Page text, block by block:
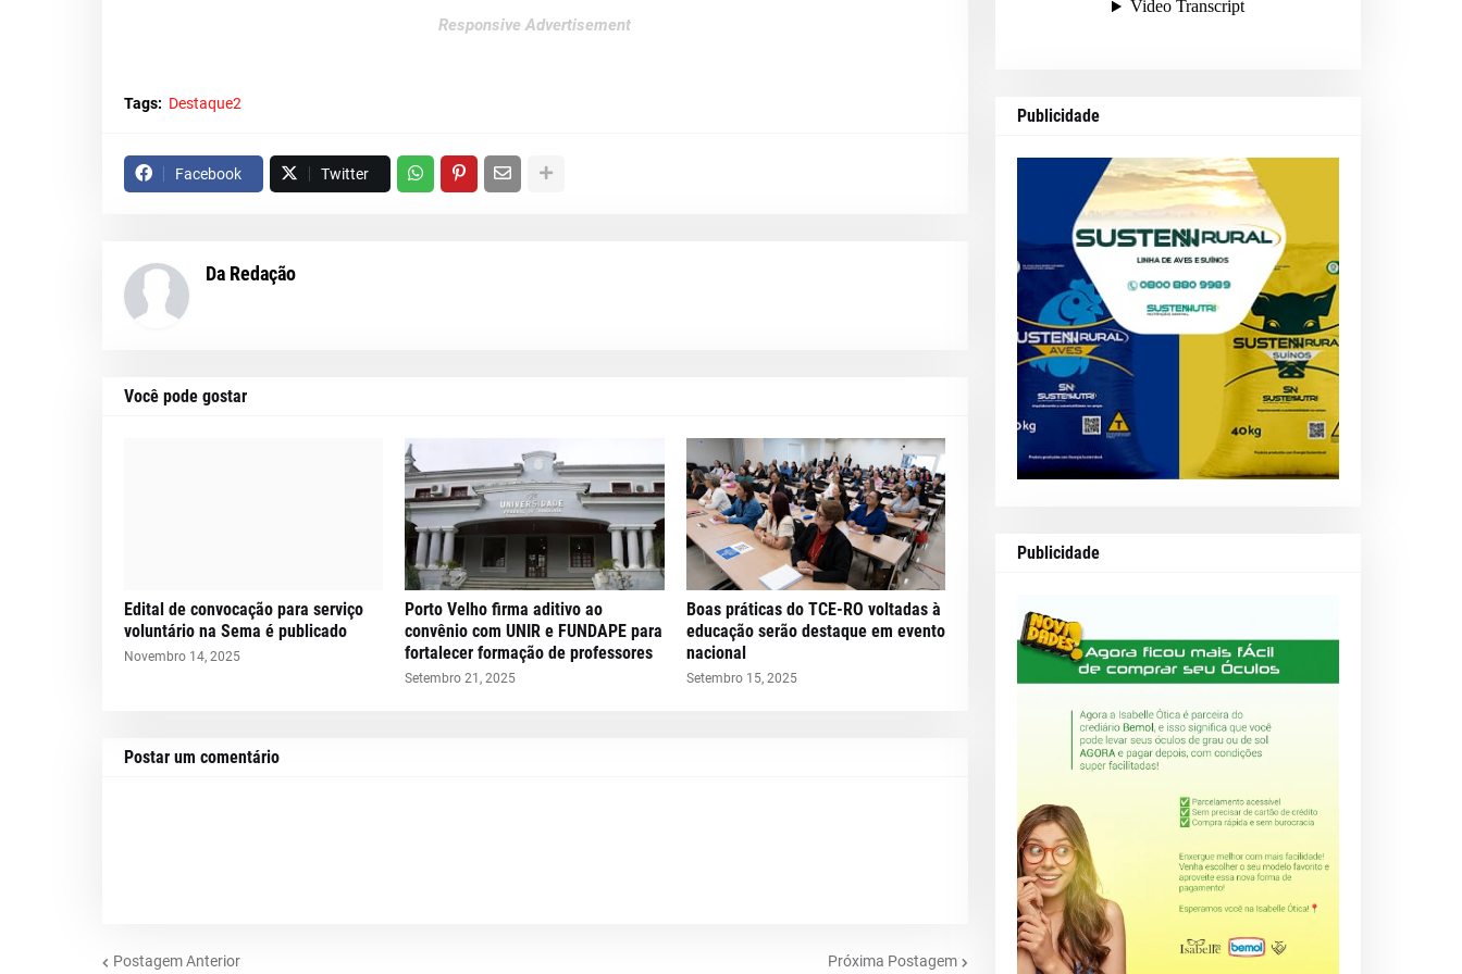
Responsive Advertisement
Tags: Destaque2
Facebook Twitter
Da Redação
Você pode gostar
Edital de convocação para serviço
voluntário na Sema é publicado
Novembro 14, 2025
Porto Velho firma aditivo ao
convênio com UNIR e FUNDAPE para
fortalecer formação de professores
Setembro 21, 2025
Boas práticas do TCE-RO voltadas à
educação serão destaque em evento
nacional
Setembro 15, 2025
Postar um comentário
Postagem Anterior Próxima Postagem
Publicidade
Publicidade